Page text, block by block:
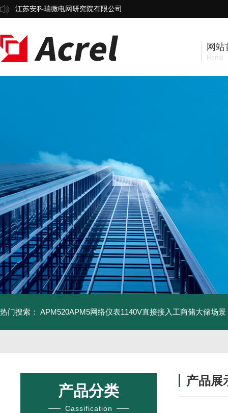
江苏安科瑞微电网研究院有限公司
网站
Home
热门搜索： APM520APM5网络仪表1140V直接接入工商储大储场景
产品分类
Cassification
产品展